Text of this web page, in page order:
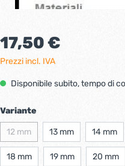
17,50 €
Prezzi incl. IVA
Disponibile subito, tempo di
Variante
12 mm 13 mm 14 mm
18 mm 19 mm 20 mm